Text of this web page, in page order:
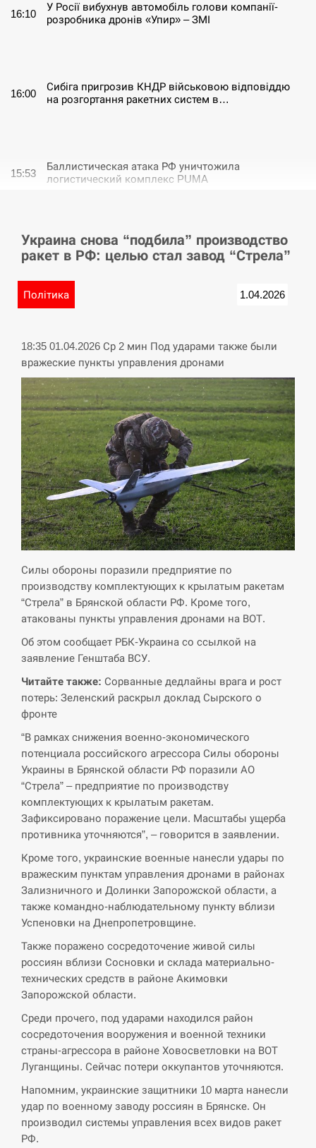
16:10
У Росії вибухнув автомобіль голови компанії-
розробника дронів «Упир» – ЗМІ
16:00
Сибіга пригрозив КНДР військовою відповіддю
на розгортання ракетних систем в…
15:53
Баллистическая атака РФ уничтожила
логистический комплекс PUMA
15:40
У Німеччині удар блискавки розділив навпіл
місто в Баварії
СЕРПЕНЬ
СЕРПЕНЬ
15:10
Іспанія попросила партнерів не критикувати
Марокко через міграційну кризу –…
СЕРПЕНЬ
15:00
РФ провела новий раунд таємних зустрічей з
Європою щодо війни…
СЕРПЕНЬ
14:53
Экс-послу в США Стефанишиной вручили новое
подозрение и избирают меру…
СЕРПЕНЬ
У Росії розгортається ракетний підрозділ КНДР –
Reuters
СЕРПЕНЬ
14:23
хотя у партнеров они…
СЕРПЕНЬ
У Румунії затоплять чотири баржі для
збільшення потоку води до…
СЕРПЕНЬ
13:53
В Москве пожаловались на “кратный рост” атак
дронов Украины
СЕРПЕНЬ
13:40
Біля українського літака в аеропорту Лейпцига
виявили дрон, ймовірно, з…
13:23
“Они должны быть уничтожены”: в МИДе
ответили, как отреагируют на…
СЕРПЕНЬ
13:10
Тайвань проводить найбільші військові
Украина снова “подбила” производство
ракет в РФ: целью стал завод “Стрела”
Політика 1.04.2026
18:35 01.04.2026 Ср 2 мин Под ударами также были
вражеские пункты управления дронами
Силы обороны поразили предприятие по
производству комплектующих к крылатым ракетам
“Стрела” в Брянской области РФ. Кроме того,
атакованы пункты управления дронами на ВОТ.
Об этом сообщает РБК-Украина со ссылкой на
заявление Генштаба ВСУ.
Читайте также: Сорванные дедлайны врага и рост
потерь: Зеленский раскрыл доклад Сырского о
фронте
“В рамках снижения военно-экономического
потенциала российского агрессора Силы обороны
Украины в Брянской области РФ поразили АО
“Стрела” – предприятие по производству
комплектующих к крылатым ракетам.
Зафиксировано поражение цели. Масштабы ущерба
противника уточняются”, – говорится в заявлении.
Кроме того, украинские военные нанесли удары по
вражеским пунктам управления дронами в районах
Зализничного и Долинки Запорожской области, а
также командно-наблюдательному пункту вблизи
Успеновки на Днепропетровщине.
Также поражено сосредоточение живой силы
россиян вблизи Сосновки и склада материально-
технических средств в районе Акимовки
Запорожской области.
Среди прочего, под ударами находился район
сосредоточения вооружения и военной техники
страны-агрессора в районе Ховосветловки на ВОТ
Луганщины. Сейчас потери оккупантов уточняются.
Напомним, украинские защитники 10 марта нанесли
удар по военному заводу россиян в Брянске. Он
производил системы управления всех видов ракет
РФ.